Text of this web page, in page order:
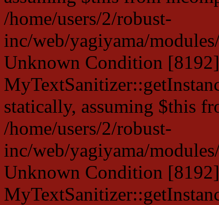
/home/users/2/robust-
inc/web/yagiyama/
Unknown Condition
statically, assuming $this
/home/users/2/robust-
inc/web/yagiyama/
Unknown Condition